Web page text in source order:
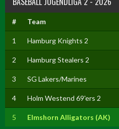
# Team
1 Hamburg Knights 2
2 Hamburg Stealers 2
3 SG Lakers/Marines
4 Holm Westend 69'ers 2
5 Elmshorn Alligators (AK)